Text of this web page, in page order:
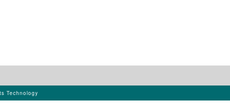
Technology